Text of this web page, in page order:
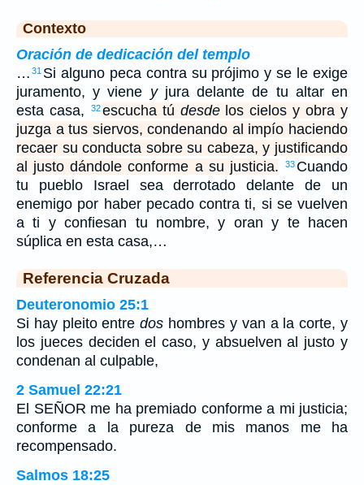
Contexto
Oración de dedicación del templo
… 31 Si alguno peca contra su prójimo y se le exige
juramento, y viene yjura delante de tu altar en
esta casa,
32escucha tú desdelos cielos y obra y
juzga a tus siervos, condenando al impío haciendo
recaer su conducta sobre su cabeza, y justificando
al justo dándole conforme a su justicia.
33 Cuando
tu pueblo Israel sea derrotado delante de un
enemigo por haber pecado contra ti, si se vuelven
a ti y confiesan tu nombre, y oran y te hacen
súplica en esta casa,…
Referencia Cruzada
Deuteronomio 25:1
Si hay pleito entredos hombres y van a la corte, y
los jueces deciden el caso, y absuelven al justo y
condenan al culpable,
2 Samuel 22:21
El SEÑOR me ha premiado conforme a mi justicia;
conforme a la pureza de mis manos me ha
recompensado.
Salmos 18:25